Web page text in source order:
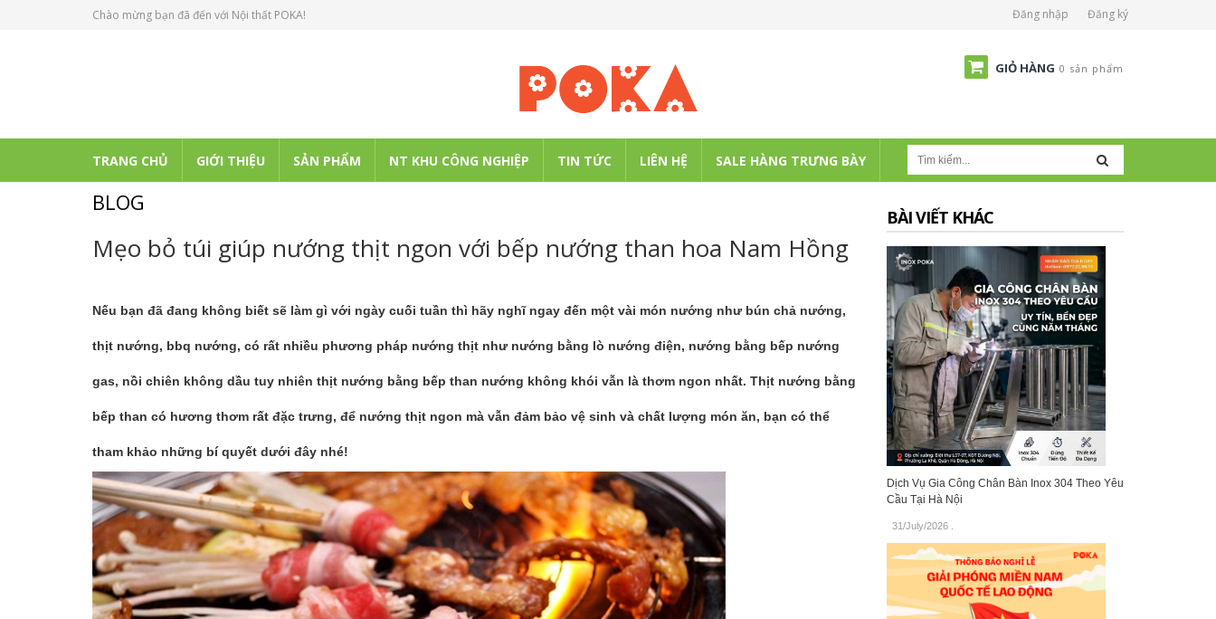
Chào mừng bạn đã đến với Nội thất POKA! Đăng nhập Đăng ký
GIỎ HÀNG 0 sản phẩm
TRANG CHỦ GIỚI THIỆU SẢN PHẨM NT KHU CÔNG NGHIỆP TIN TỨC LIÊN HỆ SALE HÀNG TRƯNG BÀY
BLOG
Mẹo bỏ túi giúp nướng thịt ngon với bếp nướng than hoa Nam Hồng
Nếu bạn đã đang không biết sẽ làm gì với ngày cuối tuần thì hãy nghĩ ngay đến một vài món nướng như bún chả nướng,
thịt nướng, bbq nướng, có rất nhiều phương pháp nướng thịt như nướng bằng lò nướng điện, nướng bằng bếp nướng
gas, nồi chiên không dầu tuy nhiên thịt nướng bằng bếp than nướng không khói vẫn là thơm ngon nhất. Thịt nướng bằng
bếp than có hương thơm rất đặc trưng, để nướng thịt ngon mà vẫn đảm bảo vệ sinh và chất lượng món ăn, bạn có thể
tham khảo những bí quyết dưới đây nhé!
BÀI VIẾT KHÁC
Dịch Vụ Gia Công Chân Bàn Inox 304 Theo Yêu
Cầu Tại Hà Nội
31/July/2026.